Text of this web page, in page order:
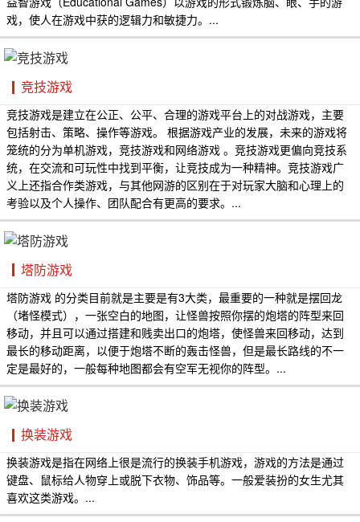
戏，使人在游戏中获的逻辑力和敏捷力。...
竞技游戏
竞技游戏是建立在公正、公平、合理的游戏平台上的对战游戏，主要
包括射击、策略、操作等游戏。 根据游戏产业的发展，未来的游戏将
笼统的分为单机游戏，竞技游戏和网络游戏 。竞技游戏更偏向竞技系
统，在交流和可玩性中找到平衡，让竞技成为一种精神。竞技游戏广
义上还指合作类游戏，与其他网游的区别在于对玩家大脑和心理上的
考验以及个人操作、团队配合有更高的要求。...
塔防游戏
塔防游戏 的分类目前就是主要是有3大类，最重要的一种就是摆回龙
（堵怪模式），一张空白的地图，让怪兽按照你摆的炮塔的阵型来回
移动，并且可以通过搭建和贱卖出口的炮塔，使怪兽来回移动，达到
最长的移动距离，以便于炮塔不断的轰击怪兽，但是最长路线的不一
定是最好的，一般每种地图都会有空军无视你的阵型。...
换装游戏
换装游戏是指在网络上很是流行的换装手机游戏，游戏的方法是通过
键盘、鼠标给人物穿上或脱下衣物、饰品等。一般爱装扮的女生尤其
喜欢这类游戏。...